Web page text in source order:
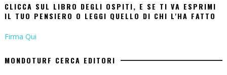
CLICCA SUL LIBRO DEGLI OSPITI, E SE TI VA ESPRIMI
IL TUO PENSIERO O LEGGI QUELLO DI CHI L'HA FATTO
Firma Qui
MONDOTURF CERCA EDITORI